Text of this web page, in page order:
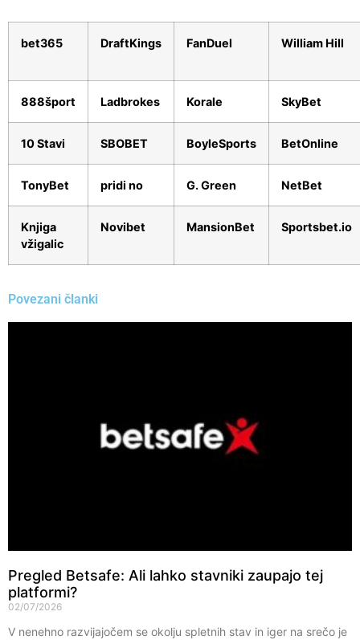
bet365 DraftKings FanDuel William Hill
888šport Ladbrokes Korale SkyBet
10 Stavi SBOBET BoyleSports BetOnline
TonyBet pridi no G. Green NetBet
Knjiga
vžigalic
Novibet MansionBet Sportsbet.io
Povezani članki
Pregled Betsafe: Ali lahko stavniki zaupajo tej
platformi?
02/07/2026
V nenehno razvijajočem se okolju spletnih stav in iger na srečo je